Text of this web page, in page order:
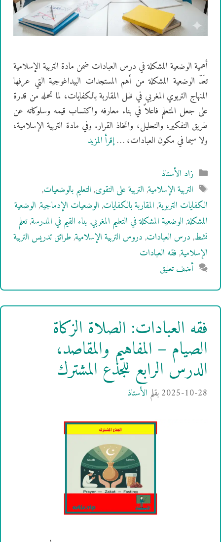
أهمية الوضعية المشكلة في درس العبادات ضمن مادة التربية الإسلامية
تعَدّ الوضعية المشكلة من أهم المستجدات البيداغوجية التي عرفها
المنهاج التربوي المغربي في ظل المقاربة بالكفايات، لما تحمله من قدرة
على جعل المتعلم فاعلاً في بناء معارفه واكتساب قيمه وسلوكاته عن
طريق التفكير، والتحليل، واتخاذ القرار. وفي مادة التربية الإسلامية،
ولا سيما في مكون العبادات، …إقرأ المزيد
التصنيفات
زاد الأستاذ
الوسوم
التربية الإسلامية,التربية على التقوى,التعليم بالوضعيات,
الكفايات التربوية,المقاربة بالكفايات,الوضعيات الإدماجية,الوضعية
المشكلة,الوضعية المشكلة في التعليم المغربي,بناء القيم في المدرسة,تعلم
نشط,درس العبادات,دروس التربية الإسلامية,طرائق تدريس التربية
الإسلامية,فقه العبادات
أضف تعليق
فقه العبادات: الصلاة الزكاة
الصيام – المفاهيم والمقاصد،
الدرس الرابع للجذع المشترك
2025-10-28بقلم الأستاذ